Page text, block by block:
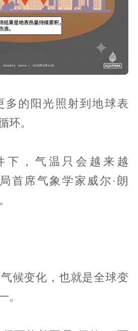
多的阳光照射到地球表
环。
下，气温只会越来越
首席气象学家威尔·朗
候变化，也就是全球变
。